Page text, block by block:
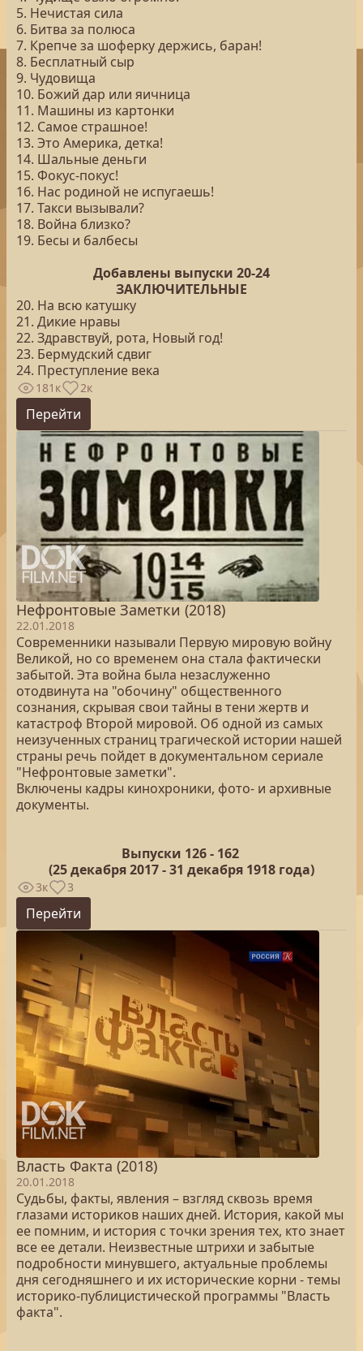
5. Нечистая сила
6. Битва за полюса
7. Крепче за шоферку держись, баран!
8. Бесплатный сыр
9. Чудовища
10. Божий дар или яичница
11. Машины из картонки
12. Самое страшное!
13. Это Америка, детка!
14. Шальные деньги
15. Фокус-покус!
16. Нас родиной не испугаешь!
17. Такси вызывали?
18. Война близко?
19. Бесы и балбесы
Добавлены выпуски 20-24
ЗАКЛЮЧИТЕЛЬНЫЕ
20. На всю катушку
21. Дикие нравы
22. Здравствуй, рота, Новый год!
23. Бермудский сдвиг
24. Преступление века
181к 2к
Перейти
Нефронтовые Заметки (2018)
22.01.2018
Современники называли Первую мировую войну
Великой, но со временем она стала фактически
забытой. Эта война была незаслуженно
отодвинута на "обочину" общественного
сознания, скрывая свои тайны в тени жертв и
катастроф Второй мировой. Об одной из самых
неизученных страниц трагической истории нашей
страны речь пойдет в документальном сериале
"Нефронтовые заметки".
Включены кадры кинохроники, фото- и архивные
документы.
Выпуски 126 - 162
(25декабря 2017 - 31 декабря 1918 года)
3к 3
Перейти
Власть Факта (2018)
20.01.2018
Судьбы, факты, явления – взгляд сквозь время
глазами историков наших дней. История, какой мы
ее помним, и история с точки зрения тех, кто знает
все ее детали. Неизвестные штрихи и забытые
подробности минувшего, актуальные проблемы
дня сегодняшнего и их исторические корни - темы
историко-публицистической программы "Власть
факта".